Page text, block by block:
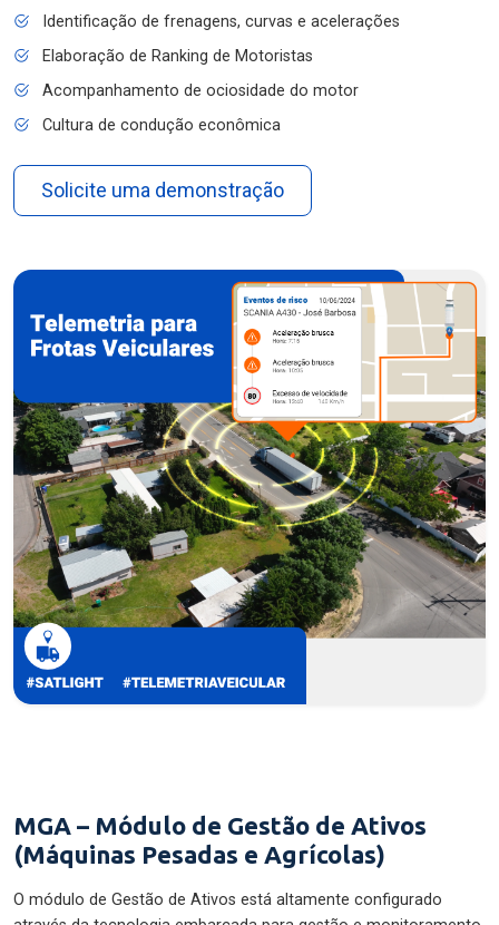
Identificação de frenagens, curvas e acelerações
Elaboração de Ranking de Motoristas
Acompanhamento de ociosidade do motor
Cultura de condução econômica
Solicite uma demonstração
MGA – Módulo de Gestão de Ativos
(Máquinas Pesadas e Agrícolas)
O módulo de Gestão de Ativos está altamente configurado